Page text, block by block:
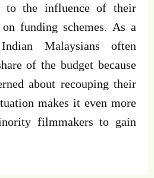
to the influence of their
funding schemes. As a
Malaysians often
of the budget because
about recouping their
makes it even more
filmmakers to gain